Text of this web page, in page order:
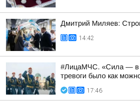
Дмитрий Миляев:
14:42
#ЛицаМЧС. «Сила — в
тревоги было как
17:46